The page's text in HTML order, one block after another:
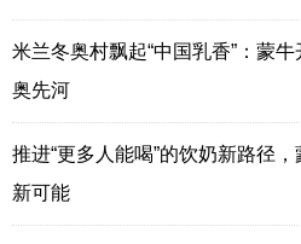
米兰冬奥村飘起“中国乳香”：蒙
奥先河
推进“更多人能喝”的饮奶新路径
新可能